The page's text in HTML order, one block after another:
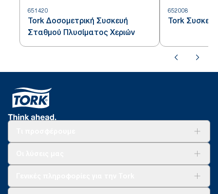
651420
Tork Δοσομετρική Συσκευή
Σταθμού Πλυσίματος Χεριών
652008
Tork